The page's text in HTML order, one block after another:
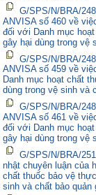
G/SPS/N/BRA/
ANVISA số 460 về
đối với Danh mục
gây hại dùng trong vệ
G/SPS/N/BRA/
ANVISA số 459 về
Danh mục hoạt chất
dùng trong vệ sinh và
G/SPS/N/BRA/
ANVISA số 461 về
đối với Danh mục
gây hại dùng trong vệ
G/SPS/N/BRA/
nhật chuyên luận của
chất thuốc bảo vệ
sinh và chất bảo quản